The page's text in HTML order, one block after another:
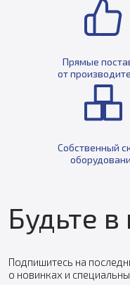
Прямые
от
Собственный
Будьте в
Подпишитесь на
о новинках и